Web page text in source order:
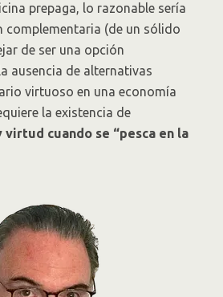
prepaga, lo razonable sería
complementaria (de un sólido
de ser una opción
ausencia de alternativas
virtuoso en una economía
la existencia de
virtud cuando se “pesca en la